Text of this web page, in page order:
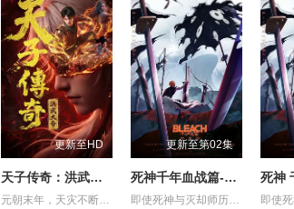
更新至HD
天子传奇：洪武大帝
元朝末年，天灾不断，乱世动荡，汉人饱受异族压迫，天下苍生苦盼明主。上古神器天翔五灵突然现世，江湖传言 “得五灵者，得天下”。一时间，明教、白莲教等武林势力纷纷出动，争夺至宝。大元朝廷为稳固江山，派出精锐铁骑十三翼，一面残酷镇压反元义军，一面全力追查五灵下落。就在这风雨飘摇的乱世之中，一代新天子悄然崛起，一场席卷天下、改写王朝命运的夺鼎争霸，就此拉开序幕。
更新至第02集
死神千年血战篇-祸进谭-
即使死神与灭却师历经千年的血战尽头，毁灭的未来已隐约可见── 王族特务·零番队迎击企图侵入灵王宫的友哈巴赫。 然而，灭却师之王及其亲卫队击溃了零番队壮烈的卍解，最终踏入灵王大内里。 从兵主部一兵卫手中接过守护灵王重任的黑崎一护等人， 却因友哈巴赫的诡计，使一护挥剑斩向了灵王。 灵王之死──意味着三界的崩溃。 各界出现&quot;扭曲&quot;，毁灭的预兆开始笼罩世界。 护廷十三队与残存的灭却师联手，向灵王宫进发。 但灵王宫已落入&quot;看不见的帝国&quot;之手，化身为&quot;真世界城&quot;。 亲卫队在那座仿佛嘲笑着死神们、耸立于天空的城中严阵以待。 护廷十三队与亲卫队在&quot;真世界城&quot;各处展开激战。 一护理解了雨龙的真正心意，作为互相信赖的同伴，再次坚定了守护世界的决心。 已成为超越&quot;全知全能&quot;存在的友哈巴赫。 赌上三界存亡的壮烈战斗，正迈向终局。 在混沌之祸前方等待的，是绝望还是希望──